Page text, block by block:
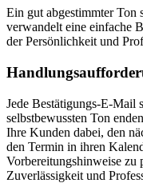
Ein gut abgestimmter Ton
verwandelt eine einfache
der Persönlichkeit und
Jede Bestätigungs-E-Mail
selbstbewussten Ton
Ihre Kunden dabei, den
den Termin in ihren
Vorbereitungshinweise zu
Zuverlässigkeit und